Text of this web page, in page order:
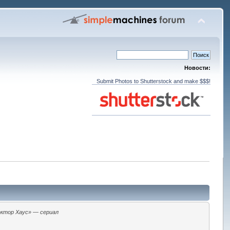
Новости:
Submit Photos to Shutterstock and make $$$!
Хаус» — сериал